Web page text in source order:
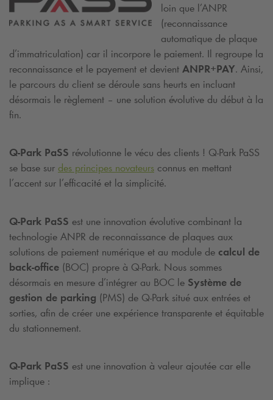
loin que l’ANPR
(reconnaissance
automatique de plaque
d’immatriculation) car il incorpore le paiement. Il regroupe la
reconnaissance et le payement et devient ANPR+PAY. Ainsi,
le parcours du client se déroule sans heurts en incluant
désormais le règlement – une solution évolutive du début à la
fin.
Q-Park PaSS révolutionne le vécu des clients ! Q-Park PaSS
se base sur des principes novateurs connus en mettant
l’accent sur l’efficacité et la simplicité.
Q-Park PaSS est une innovation évolutive combinant la
technologie ANPR de reconnaissance de plaques aux
solutions de paiement numérique et au module de calcul de
back-office (BOC) propre à Q-Park. Nous sommes
désormais en mesure d’intégrer au BOC le Système de
gestion de parking (PMS) de Q-Park situé aux entrées et
sorties, afin de créer une expérience transparente et équitable
du stationnement.
Q-Park PaSS est une innovation à valeur ajoutée car elle
implique :